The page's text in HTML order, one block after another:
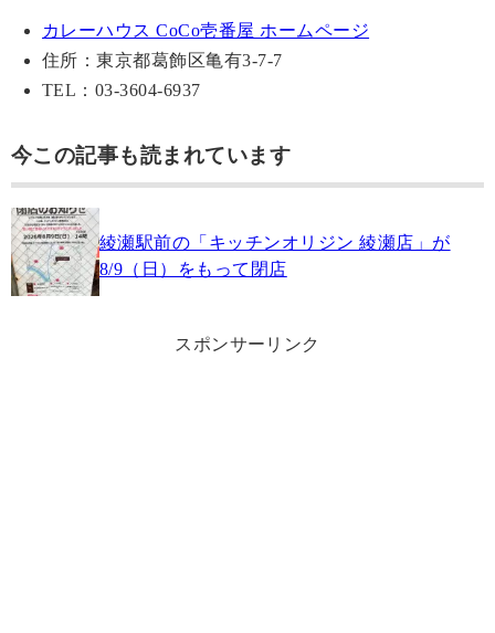
カレーハウス CoCo壱番屋 ホームページ
住所：東京都葛飾区亀有3-7-7
TEL：03-3604-6937
今この記事も読まれています
綾瀬駅前の「キッチンオリジン 綾瀬店」が
8/9（日）をもって閉店
スポンサーリンク